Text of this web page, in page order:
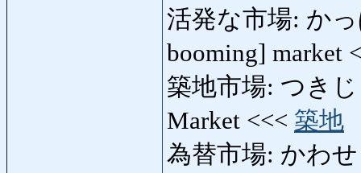
活発な市場: か
booming] market
築地市場: つき
Market <<< 築地
為替市場: かわ